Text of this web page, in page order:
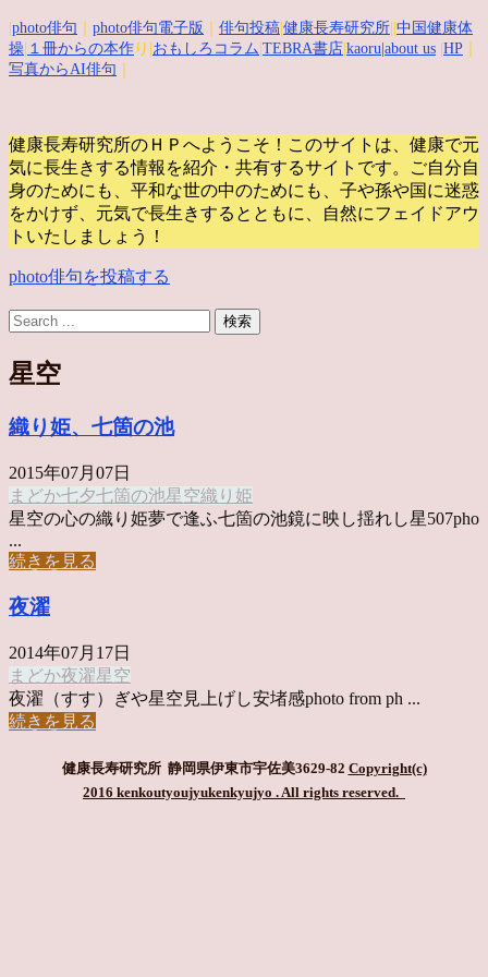
photo俳句 photo俳句電子版 俳句投稿 健康長寿研究所 中国健康体
操 １冊からの本作 り| おもしろコラム TEBRA書店 kaoru |about us HP
写真からAI俳句
健康長寿研究所のＨＰへようこそ！このサイトは、健康で元
気に長生きする情報を紹介・共有するサイトです。
ご自分自
身のためにも、平和な世の中のためにも、子や孫や国に迷惑
をかけず、元気で長生きするとともに、自然にフェイドアウ
トいたしましょう！
photo俳句を投稿する
星空
織り姫、七箇の池
2015年07月07日
まどか七夕七箇の池星空織り姫
星空の心の織り姫夢で逢ふ七箇の池鏡に映し揺れし星507pho
...
続きを見る
夜濯
2014年07月17日
まどか夜濯星空
夜濯（すす）ぎや星空見上げし安堵感photo from ph ...
続きを見る
健康長寿研究所 静岡県伊東市宇佐美3629-82 Copyright(c)
2016 kenkoutyoujyukenkyujyo . All rights reserved.